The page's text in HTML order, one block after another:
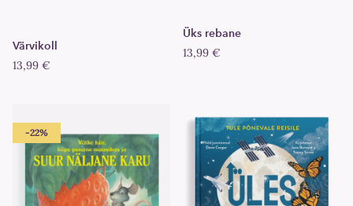
Üks rebane
13,99 €
Värvikoll
13,99 €
-22%